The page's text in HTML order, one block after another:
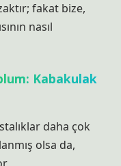
fakat bize,
nasıl
Kabakulak
daha çok
olsa da,